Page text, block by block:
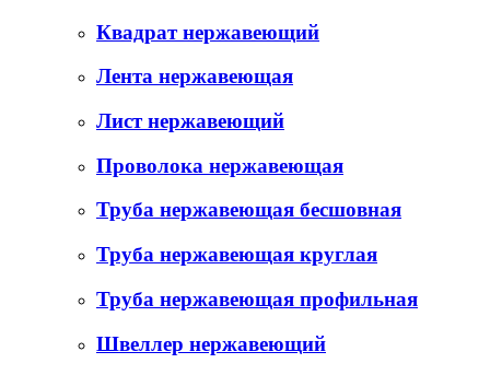
Квадрат нержавеющий
Лента нержавеющая
Лист нержавеющий
Проволока нержавеющая
Труба нержавеющая бесшовная
Труба нержавеющая круглая
Труба нержавеющая профильная
Швеллер нержавеющий